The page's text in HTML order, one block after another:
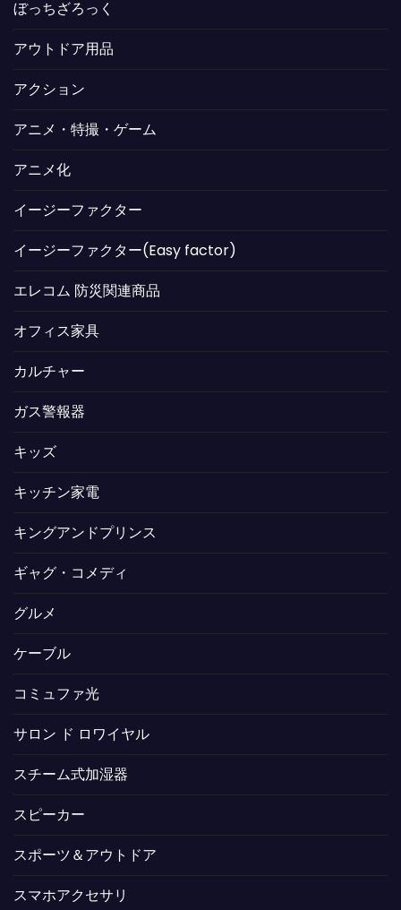
ぼっちざろっく
アウトドア用品
アクション
アニメ・特撮・ゲーム
アニメ化
イージーファクター
イージーファクター(Easy factor)
エレコム 防災関連商品
オフィス家具
カルチャー
ガス警報器
キッズ
キッチン家電
キングアンドプリンス
ギャグ・コメディ
グルメ
ケーブル
コミュファ光
サロン ド ロワイヤル
スチーム式加湿器
スピーカー
スポーツ＆アウトドア
スマホアクセサリ